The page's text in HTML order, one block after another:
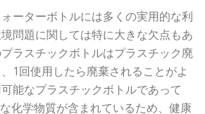
ーターボトルには多くの実用的な利
問題に関しては特に大きな欠点もあ
ラスチックボトルはプラスチック廃
1回使用したら廃棄されることがよ
能なプラスチックボトルであって
化学物質が含まれているため、健康